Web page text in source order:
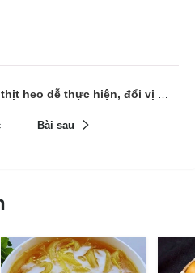
dễ thực hiện, đổi vị cho cơm nhà
Bài sau